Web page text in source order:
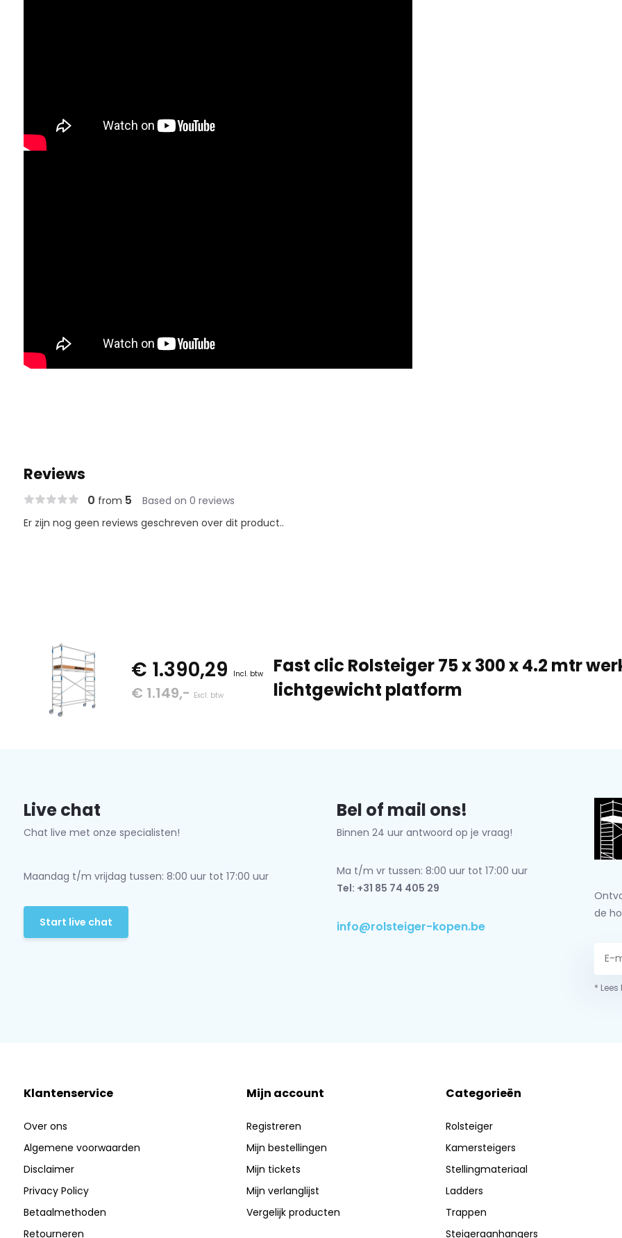
Reviews
0 from 5 Based on 0 reviews
Er zijn nog geen reviews geschreven over dit product..
€ 1.390,29 Incl. btw
€ 1.149,- Excl. btw
Fast clic Rolsteiger 75 x 300 x 4.2 mtr
lichtgewicht platform
Live chat
Chat live met onze specialisten!
Maandag t/m vrijdag tussen: 8:00 uur tot 17:00 uur
Start live chat
Bel of mail ons!
Binnen 24 uur antwoord op je vraag!
Ma t/m vr tussen: 8:00 uur tot 17:00 uur
Tel: +31 85 74 405 29
info@rolsteiger-kopen.be
de
*
Klantenservice
Over ons
Algemene voorwaarden
Disclaimer
Privacy Policy
Betaalmethoden
Retourneren
Mijn account
Registreren
Mijn bestellingen
Mijn tickets
Mijn verlanglijst
Vergelijk producten
Categorieën
Rolsteiger
Kamersteigers
Stellingmateriaal
Ladders
Trappen
Steigeraanhangers